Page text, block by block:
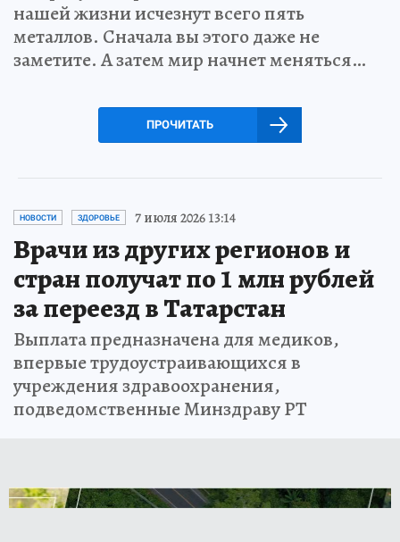
нашей жизни исчезнут всего пять
металлов. Сначала вы этого даже не
заметите. А затем мир начнет меняться…
ПРОЧИТАТЬ
НОВОСТИ ЗДОРОВЬЕ 7 июля 2026 13:14
Врачи из других регионов и
стран получат по 1 млн рублей
за переезд в Татарстан
Выплата предназначена для медиков,
впервые трудоустраивающихся в
учреждения здравоохранения,
подведомственные Минздраву РТ